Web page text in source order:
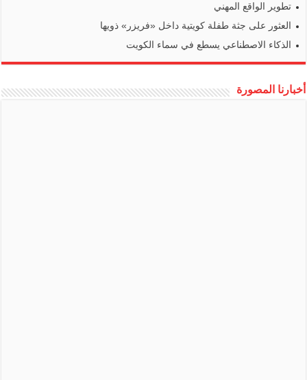
تطوير الواقع المهني
العثور على جثة طفلة كويتية داخل «فريزر» ذويها
الذكاء الاصطناعي يسطع في سماء الكويت
أخبارنا المصورة